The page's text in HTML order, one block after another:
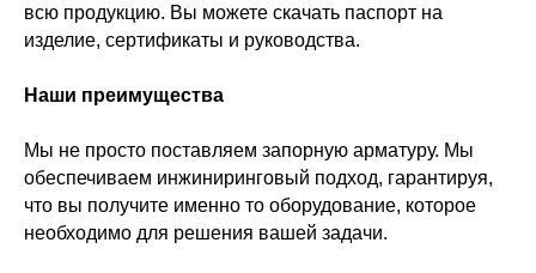
всю продукцию. Вы можете скачать паспорт на
изделие, сертификаты и руководства.
Наши преимущества
Мы не просто поставляем запорную арматуру. Мы
обеспечиваем инжиниринговый подход, гарантируя,
что вы получите именно то оборудование, которое
необходимо для решения вашей задачи.